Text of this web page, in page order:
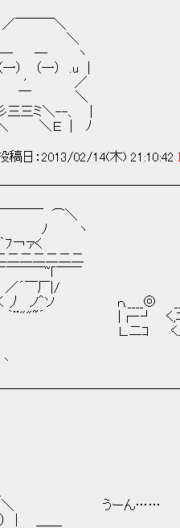
＼
ヽ
） .u |
' ／
＼
＼--、 |
Ｅ | ﾉ
稿日：2013/02/14(木) 21:10:42
⌒＼
ﾉ ヽ
く
二二二二二
~｢￣￣
厂|/
ｎ.____◎
|┌‐┘ く,ﾆ !
ｺ くノ
うーん……
| ＿＿